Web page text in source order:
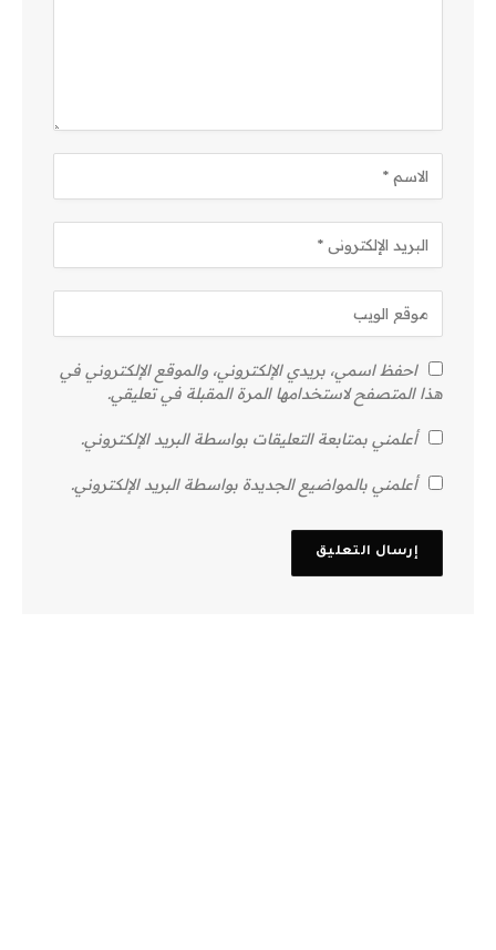
احفظ اسمي، بريدي الإلكتروني، والموقع الإلكتروني في
هذا المتصفح لاستخدامها المرة المقبلة في تعليقي.
أعلمني بمتابعة التعليقات بواسطة البريد الإلكتروني.
أعلمني بالمواضيع الجديدة بواسطة البريد الإلكتروني.